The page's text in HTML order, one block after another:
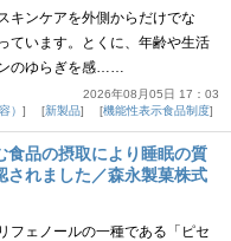
キンケアを外側からだけでな
ています。とくに、年齢や生活
のゆらぎを感……
2026年08月05日 17：03
） 新製品 機能性表示食品制度
食品の摂取により睡眠の質
されました／森永製菓株式
フェノールの一種である「ピセ